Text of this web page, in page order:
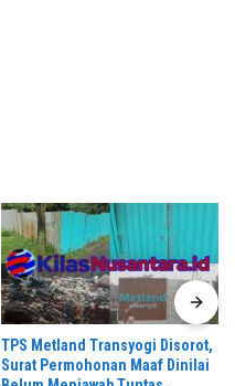
TPS Metland Transyogi Disorot,
Surat Permohonan Maaf Dinilai